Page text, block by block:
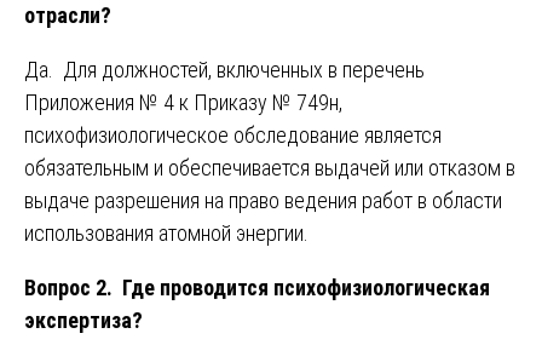
отрасли?
Да. Для должностей, включенных в перечень
Приложения № 4 к Приказу № 749н,
психофизиологическое обследование является
обязательным и обеспечивается выдачей или отказом в
выдаче разрешения на право ведения работ в области
использования атомной энергии.
Вопрос 2. Где проводится психофизиологическая
экспертиза?